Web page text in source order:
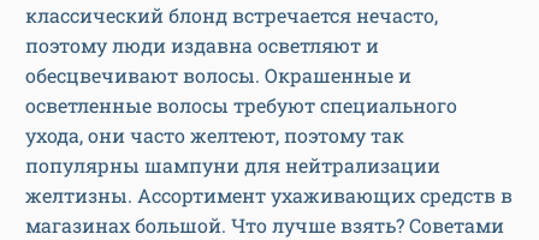
классический блонд встречается нечасто,
поэтому люди издавна осветляют и
обесцвечивают волосы. Окрашенные и
осветленные волосы требуют специального
ухода, они часто желтеют, поэтому так
популярны шампуни для нейтрализации
желтизны. Ассортимент ухаживающих средств в
магазинах большой. Что лучше взять? Советами